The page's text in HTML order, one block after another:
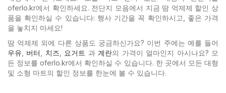
oferlo.kr에서 확인하세요. 전단지 모음에서 지금 땀 억제제 할인 상
품을 확인하실 수 있습니다: 행사 기간을 꼭 확인하시고, 좋은 가격
을 놓치지 마세요!
땀 억제제 외에 다른 상품도 궁금하신가요? 이번 주에는 예를 들어
우유
버터 치즈 요거트 과 계란의 가격이 얼마인지 아시나요? 모
든 정보를 oferlo.kr에서 확인하실 수 있습니다. 한 곳에서 모든 대형
및 소형 마트의 할인 정보를 한눈에 볼 수 있습니다.